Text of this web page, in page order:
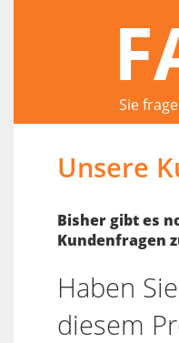
Sie
Unsere
Bisher gibt es
Kundenfragen
Haben
diesem